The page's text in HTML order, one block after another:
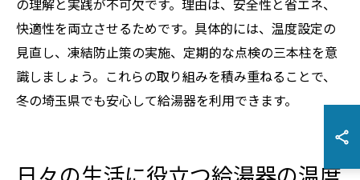
の理解と実践が不可欠です。理由は、安全性と省エネ、
快適性を両立させるためです。具体的には、温度設定の
見直し、凍結防止策の実施、定期的な点検の三本柱を意
識しましょう。これらの取り組みを積み重ねることで、
冬の埼玉県でも安心して給湯器を利用できます。